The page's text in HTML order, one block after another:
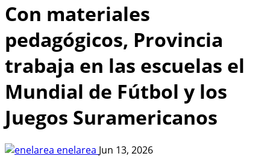
Con materiales
pedagógicos, Provincia
trabaja en las escuelas el
Mundial de Fútbol y los
Juegos Suramericanos
enelarea Jun 13, 2026